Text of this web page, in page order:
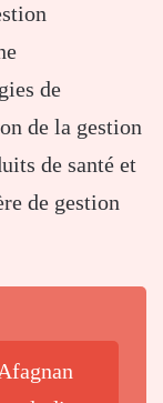
de
de la gestion
de santé et
de gestion